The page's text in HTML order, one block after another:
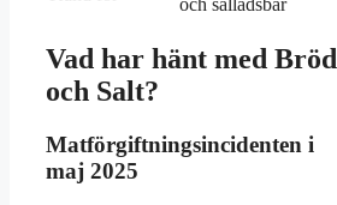
och salladsbar
Vad har hänt med Bröd
och Salt?
Matförgiftningsincidenten i
maj 2025